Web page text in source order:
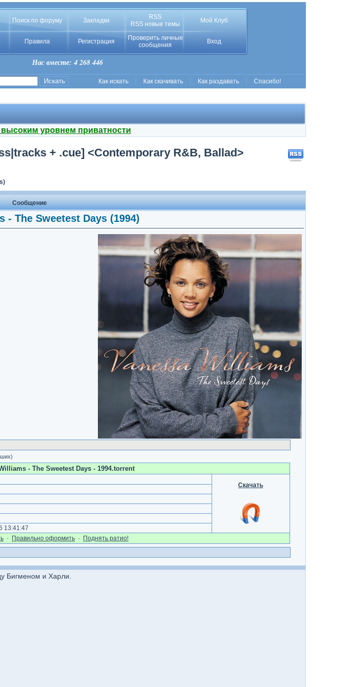
Поиск по форуму Закладки
RSS
RSS новые темы
Мой Клуб
Правила Регистрация
Проверить личные
сообщения
Вход
Нас вместе: 4 268 446
Как искать Как скачивать Как раздавать Спасибо!
уровнем приватности
+ .cue] <Contemporary R&B, Ballad>
Сообщение
- The Sweetest Days (1994)
- The Sweetest Days - 1994.torrent
Скачать
13:41:47
· Правильно оформить · Поднять ратио!
Бигменом и Харли.